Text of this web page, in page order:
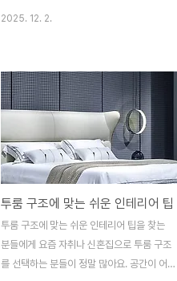
간단한 변화만으로도 집안 분위기를 바꿀 수
있답니다. 특히 큰 비용이나 전문적인 기술
없이도 누구나 쉽게 도전할 수 있다는 점에서
부담 없는 셀프 인테리어는 훌륭한 취미이자
자기만의 공간을 만들어가는 멋진 경험이 됩
니다. 이번 글에서는 셀프 인테리어를 처음
시작하는 분들을 위해 꼭 필요한 팁과 아이디
어를 나눠드리려고 해요. 저의 실제 경험을
바탕으로 소개해 드리니, 부담 없이 따라 해
보셔도 좋을 거예요.공간..
2025. 12. 2.
투룸 구조에 맞는 쉬운 인테리어 팁
투룸 구조에 맞는 쉬운 인테리어 팁을 찾는
분들에게 요즘 자취나 신혼집으로 투룸 구조
를 선택하는 분들이 정말 많아요. 공간이 어